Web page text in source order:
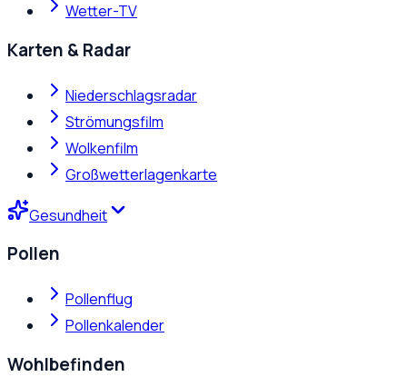
Wetter-TV
Karten & Radar
Niederschlagsradar
Strömungsfilm
Wolkenfilm
Großwetterlagenkarte
Gesundheit
Pollen
Pollenflug
Pollenkalender
Wohlbefinden